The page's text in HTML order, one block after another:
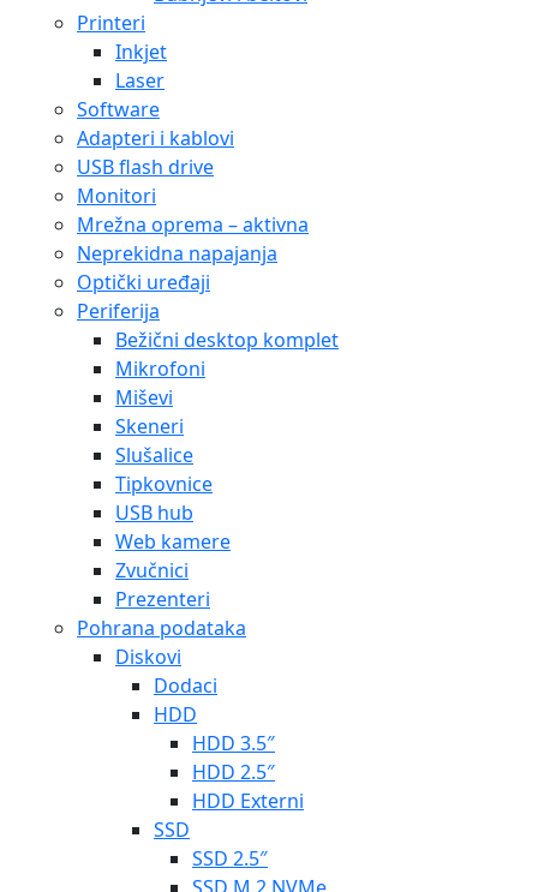
Printeri
Inkjet
Laser
Software
Adapteri i kablovi
USB flash drive
Monitori
Mrežna oprema – aktivna
Neprekidna napajanja
Optički uređaji
Periferija
Bežični desktop komplet
Mikrofoni
Miševi
Skeneri
Slušalice
Tipkovnice
USB hub
Web kamere
Zvučnici
Prezenteri
Pohrana podataka
Diskovi
Dodaci
HDD
HDD 3.5″
HDD 2.5″
HDD Externi
SSD
SSD 2.5″